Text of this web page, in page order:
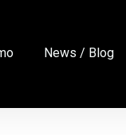
News / Blog